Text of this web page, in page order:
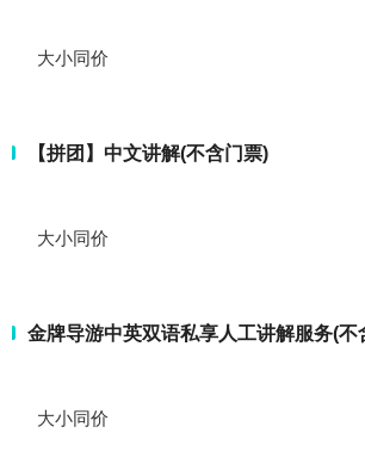
大小同价
【拼团】中文讲解(不含门票)
大小同价
金牌导游中英双语私享人工讲解服务(不
大小同价